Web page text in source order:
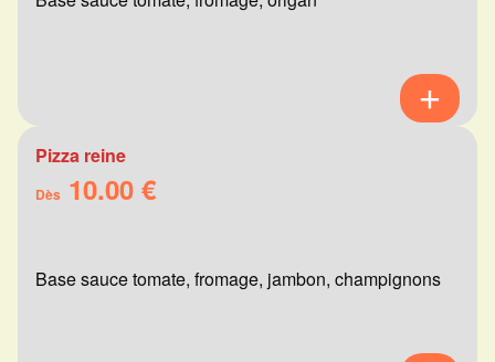
Pizza reine
Dès 10.00 €
Base sauce tomate, fromage, jambon, champignons